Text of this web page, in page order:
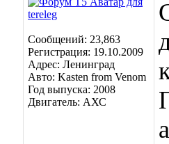
Сообщений: 23,863
Регистрация: 19.10.2009
Адрес: Ленинград
Авто: Kasten from Venom
Год выпуска: 2008
Двигатель: АХС